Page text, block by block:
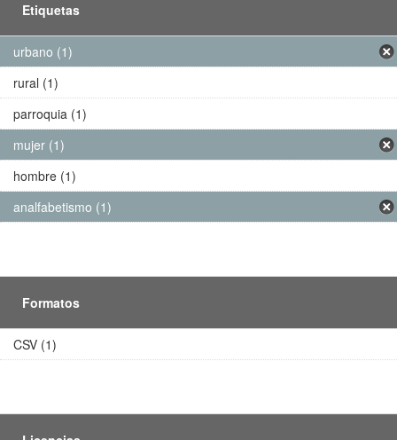
Etiquetas
urbano (1)
rural (1)
parroquia (1)
mujer (1)
hombre (1)
analfabetismo (1)
Formatos
CSV (1)